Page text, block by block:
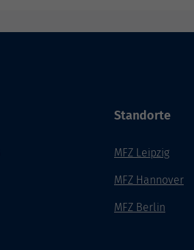
Standorte
MFZ Leipzig
MFZ Hannover
MFZ Berlin